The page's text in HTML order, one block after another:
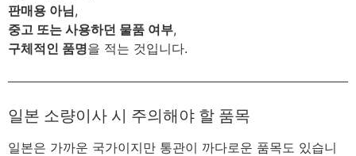
판매용 아님,
중고 또는 사용하던 물품 여부,
구체적인 품명을 적는 것입니다.
일본 소량이사 시 주의해야 할 품목
일본은 가까운 국가이지만 통관이 까다로운 품목도 있습니